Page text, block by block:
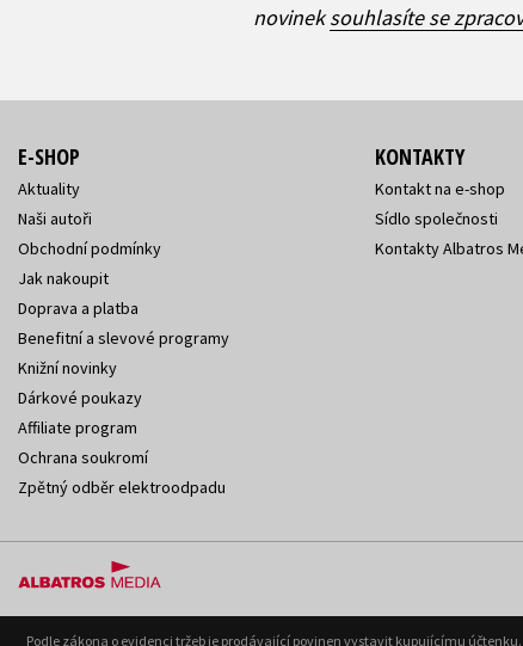
novineksouhlasíte se
E-SHOP
Aktuality
Naši autoři
Obchodní podmínky
Jak nakoupit
Doprava a platba
Benefitní a slevové programy
Knižní novinky
Dárkové poukazy
Affiliate program
Ochrana soukromí
Zpětný odběr elektroodpadu
KONTAKTY
Kontakt na e-shop
Sídlo společnosti
Kontakty Albatros
Podle zákona o evidenci tržeb je prodávající povinen vystavit kupujícímu